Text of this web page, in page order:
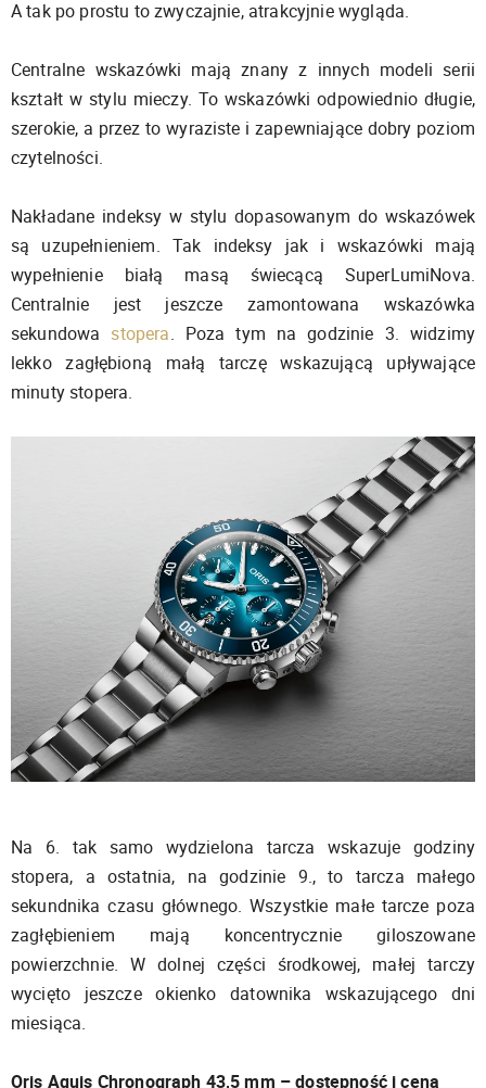
A tak po prostu to zwyczajnie, atrakcyjnie wygląda.
Centralne wskazówki mają znany z innych modeli serii
kształt w stylu mieczy. To wskazówki odpowiednio długie,
szerokie, a przez to wyraziste i zapewniające dobry poziom
czytelności.
Nakładane indeksy w stylu dopasowanym do wskazówek
są uzupełnieniem. Tak indeksy jak i wskazówki mają
wypełnienie białą masą świecącą SuperLumiNova.
Centralnie jest jeszcze zamontowana wskazówka
sekundowa stopera. Poza tym na godzinie 3. widzimy
lekko zagłębioną małą tarczę wskazującą upływające
minuty stopera.
Na 6. tak samo wydzielona tarcza wskazuje godziny
stopera, a ostatnia, na godzinie 9., to tarcza małego
sekundnika czasu głównego. Wszystkie małe tarcze poza
zagłębieniem mają koncentrycznie giloszowane
powierzchnie. W dolnej części środkowej, małej tarczy
wycięto jeszcze okienko datownika wskazującego dni
miesiąca.
Oris Aquis Chronograph 43,5 mm – dostępność i cena